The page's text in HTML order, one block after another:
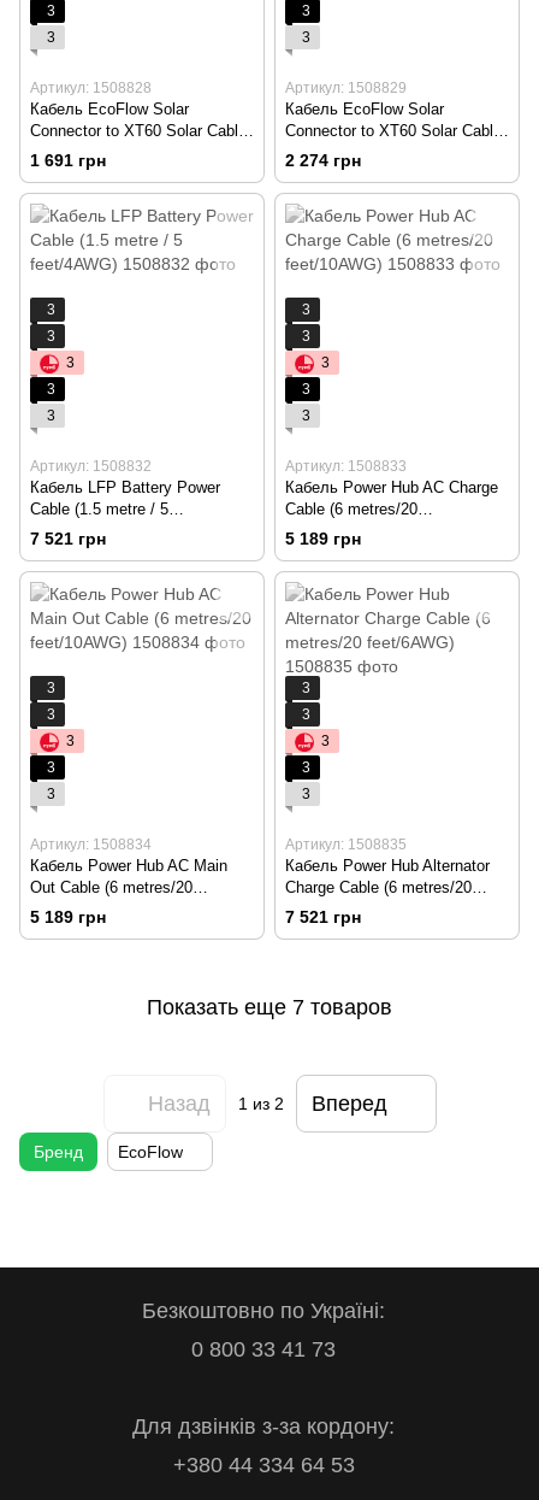
3
3
Артикул: 1508828
Кабель EcoFlow Solar
Connector to XT60 Solar Cable
3.5m
1 691 грн
3
3
Артикул: 1508829
Кабель EcoFlow Solar
Connector to XT60 Solar Cable
5m
2 274 грн
3
3
3
3
3
Артикул: 1508832
Кабель LFP Battery Power
Cable (1.5 metre / 5
feet/4AWG)
7 521 грн
3
3
3
3
3
Артикул: 1508833
Кабель Power Hub AC Charge
Cable (6 metres/20
feet/10AWG)
5 189 грн
3
3
3
3
3
Артикул: 1508834
Кабель Power Hub AC Main
Out Cable (6 metres/20
feet/10AWG)
5 189 грн
3
3
3
3
3
Артикул: 1508835
Кабель Power Hub Alternator
Charge Cable (6 metres/20
feet/6AWG)
7 521 грн
Показать еще 7 товаров
Назад 1из 2 Вперед
Бренд EcoFlow
Безкоштовно по Україні:
0 800 33 41 73
Для дзвінків з-за кордону:
+380 44 334 64 53